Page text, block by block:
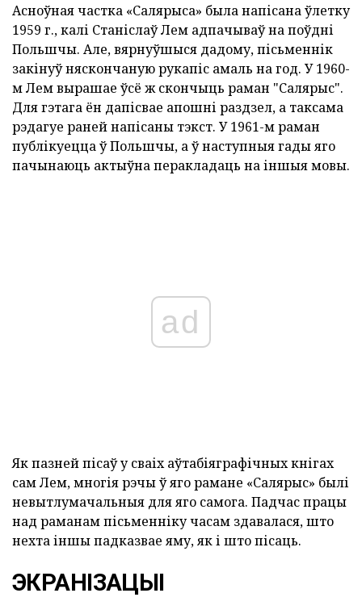
Асноўная частка «Салярыса» была напісана ўлетку
1959 г., калі Станіслаў Лем адпачываў на поўдні
Польшчы. Але, вярнуўшыся дадому, пісьменнік
закінуў няскончаную рукапіс амаль на год. У 1960-
м Лем вырашае ўсё ж скончыць раман "Салярыс".
Для гэтага ён дапісвае апошні раздзел, а таксама
рэдагуе раней напісаны тэкст. У 1961-м раман
публікуецца ў Польшчы, а ў наступныя гады яго
пачынаюць актыўна перакладаць на іншыя мовы.
ad
Як пазней пісаў у сваіх аўтабіяграфічных кнігах
сам Лем, многія рэчы ў яго рамане «Салярыс» былі
невытлумачальныя для яго самога. Падчас працы
над раманам пісьменніку часам здавалася, што
нехта іншы падказвае яму, як і што пісаць.
ЭКРАНІЗАЦЫІ